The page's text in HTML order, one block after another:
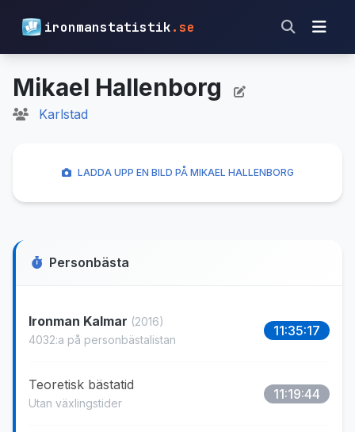
ironmanstatistik.se
Mikael Hallenborg
Karlstad
Personbästa
Ironman Kalmar (2016)
4032:a på personbästalistan
11:35:17
Teoretisk bästatid
Utan växlingstider
11:19:44
LADDA UPP EN BILD PÅ MIKAEL HALLENBORG